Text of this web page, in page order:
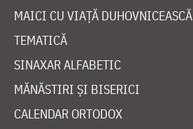
MAICI CU VIAȚĂ DUHOVNICEASCĂ
TEMATICĂ
SINAXAR ALFABETIC
MĂNĂSTIRI ȘI BISERICI
CALENDAR ORTODOX